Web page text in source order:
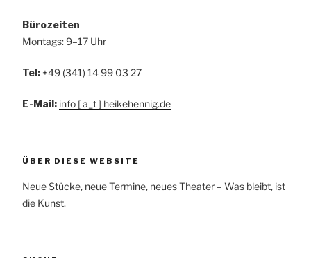
Bürozeiten
Montags: 9–17 Uhr
Tel: +49 (341) 14 99 03 27
E-Mail: info [ a_t ] heikehennig.de
ÜBER DIESE WEBSITE
Neue Stücke, neue Termine, neues Theater – Was bleibt, ist
die Kunst.